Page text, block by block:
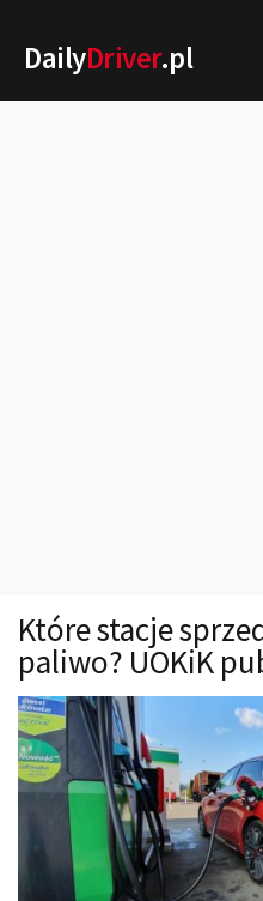
DailyDriver.pl
Technika jazdy
Oświetlenie
Kalkulatory
Przelicznik mocy
Auto z niemiec
Galerie
Które stacje
paliwo? UOKiK